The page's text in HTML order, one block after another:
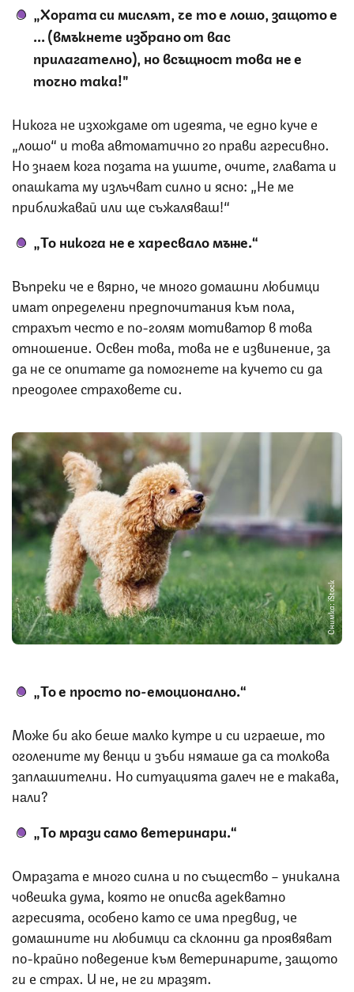
„Хората си мислят, че то е лошо, защото е
... (вмъкнете избрано от вас
прилагателно), но всъщност това не е
точно така!"
Никога не изхождаме от идеята, че едно куче е
„лошо“ и това автоматично го прави агресивно.
Но знаем кога позата на ушите, очите, главата и
опашката му излъчват силно и ясно: „Не ме
приближавай или ще съжаляваш!“
„То никога не е харесвало мъже.“
Въпреки че е вярно, че много домашни любимци
имат определени предпочитания към пола,
страхът често е по-голям мотиватор в това
отношение. Освен това, това не е извинение, за
да не се опитате да помогнете на кучето си да
преодолее страховете си.
Снимка: iStock
„То е просто по-емоционално.“
Може би ако беше малко кутре и си играеше, то
оголените му венци и зъби нямаше да са толкова
заплашителни. Но ситуацията далеч не е такава,
нали?
„То мрази само ветеринари.“
Омразата е много силна и по същество – уникална
човешка дума, която не описва адекватно
агресията, особено като се има предвид, че
домашните ни любимци са склонни да проявяват
по-крайно поведение към ветеринарите, защото
ги е страх. И не, не ги мразят.